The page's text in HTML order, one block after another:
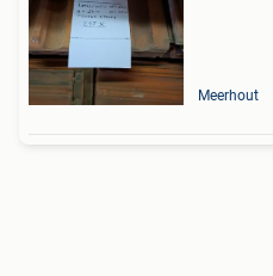
Meerhout